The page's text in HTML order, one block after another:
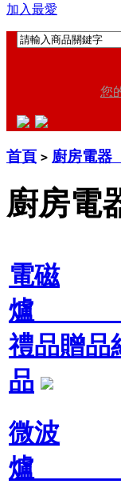
加入最愛
您
首頁 > 廚房電
廚房
電磁
禮品贈品
品
微波